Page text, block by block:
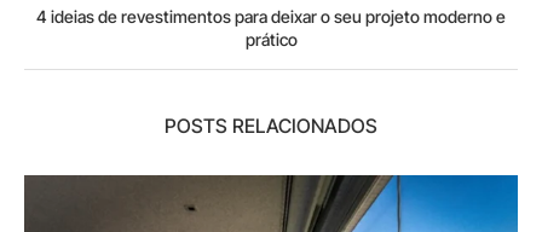
4 ideias de revestimentos para deixar o seu projeto moderno e
prático
POSTS RELACIONADOS